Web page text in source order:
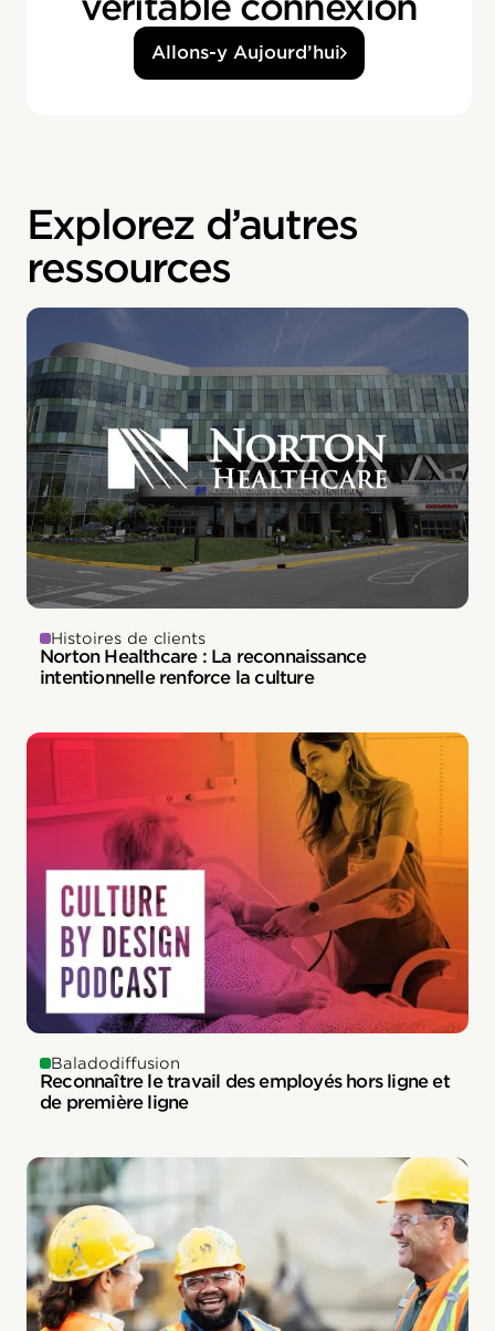
Allons-y Aujourd’hui
Explorez d’autres
ressources
Histoires de clients
Norton Healthcare : La reconnaissance
intentionnelle renforce la culture
Baladodiffusion
Reconnaître le travail des employés hors ligne et
de première ligne